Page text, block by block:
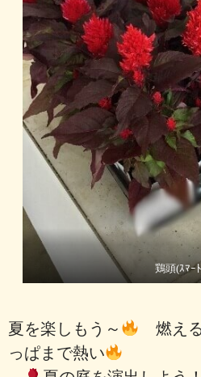
鶏頭(ｽﾏｰ
夏を楽しもう～
燃え
っぱまで熱い